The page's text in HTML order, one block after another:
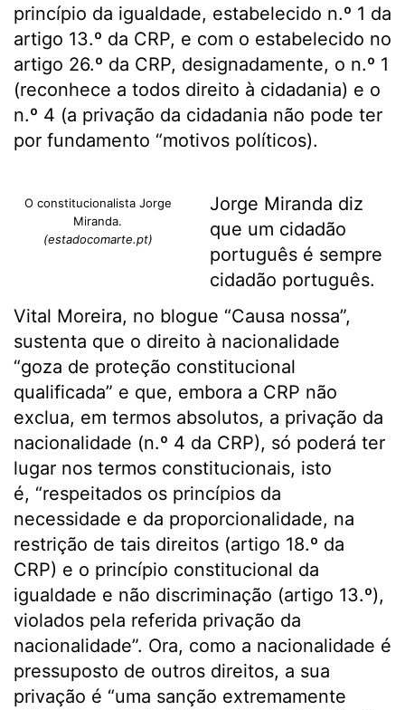
princípio da igualdade, estabelecido n.º 1 da
artigo 13.º da CRP, e com o estabelecido no
artigo 26.º da CRP, designadamente, o n.º 1
(reconhece a todos direito à cidadania) e o
n.º 4 (a privação da cidadania não pode ter
por fundamento “motivos políticos).
O constitucionalista Jorge
Miranda.
(estadocomarte.pt)
Jorge Miranda diz
que um cidadão
português é sempre
cidadão português.
Vital Moreira, no blogue “Causa nossa”,
sustenta que o direito à nacionalidade
“goza de proteção constitucional
qualificada” e que, embora a CRP não
exclua, em termos absolutos, a privação da
nacionalidade (n.º 4 da CRP), só poderá ter
lugar nos termos constitucionais, isto
é, “respeitados os princípios da
necessidade e da proporcionalidade, na
restrição de tais direitos (artigo 18.º da
CRP) e o princípio constitucional da
igualdade e não discriminação (artigo 13.º),
violados pela referida privação da
nacionalidade”. Ora, como a nacionalidade é
pressuposto de outros direitos, a sua
privação é “uma sanção extremamente